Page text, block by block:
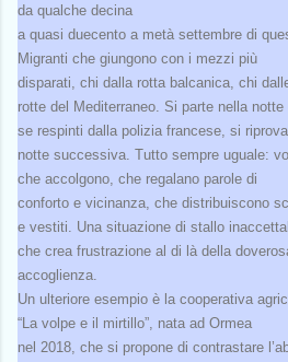
da qualche decina
a quasi duecento a metà settembre di
Migranti che giungono con i mezzi più
disparati, chi dalla rotta balcanica, chi
rotte del Mediterraneo. Si parte nella notte
se respinti dalla polizia francese, si
notte successiva. Tutto sempre uguale:
che accolgono, che regalano parole di
conforto e vicinanza, che distribuiscono
e vestiti. Una situazione di stallo
che crea frustrazione al di là della
accoglienza.
Un ulteriore esempio è la cooperativa
“La volpe e il mirtillo”, nata ad Ormea
nel 2018, che si propone di contrastare